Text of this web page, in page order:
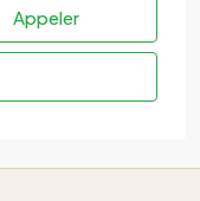
Appeler